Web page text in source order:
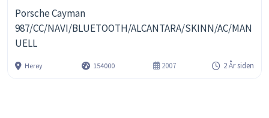
Porsche Cayman
987/CC/NAVI/BLUETOOTH/ALCANTARA/SKINN/AC/MAN
UELL
Herøy 154000 2007 2 År siden